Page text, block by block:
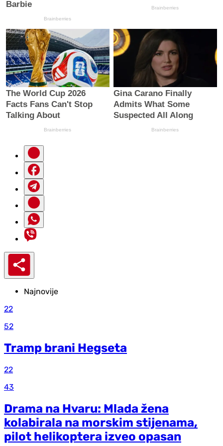
Najnovije
22
52
Tramp brani Hegseta
22
43
Drama na Hvaru: Mlada žena
kolabirala na morskim stijenama,
pilot helikoptera izveo opasan